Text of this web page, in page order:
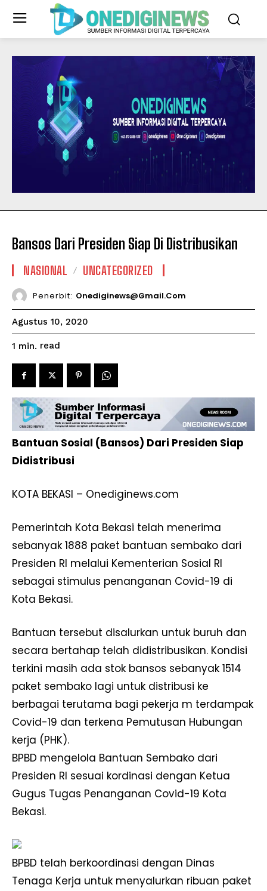
Bansos Dari Presiden Siap Di Distribusikan
NASIONAL UNCATEGORIZED
Penerbit: Onediginews@gmail.com
Agustus 10, 2020
1 min. read
Bantuan Sosial (Bansos) Dari Presiden Siap
Didistribusi
KOTA BEKASI – Onediginews.com
Pemerintah Kota Bekasi telah menerima
sebanyak 1888 paket bantuan sembako dari
Presiden RI melalui Kementerian Sosial RI
sebagai stimulus penanganan Covid-19 di
Kota Bekasi.
Bantuan tersebut disalurkan untuk buruh dan
secara bertahap telah didistribusikan. Kondisi
terkini masih ada stok bansos sebanyak 1514
paket sembako lagi untuk distribusi ke
berbagai terutama bagi pekerja m terdampak
Covid-19 dan terkena Pemutusan Hubungan
kerja (PHK).
BPBD mengelola Bantuan Sembako dari
Presiden RI sesuai kordinasi dengan Ketua
Gugus Tugas Penanganan Covid-19 Kota
Bekasi.
BPBD telah berkoordinasi dengan Dinas
Tenaga Kerja untuk menyalurkan ribuan paket